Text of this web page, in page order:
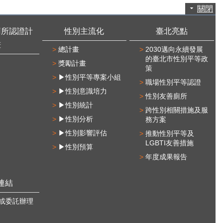
關閉
認證計
性別主流化
總計畫
獎勵計畫
▶性別平等專案小組
▶性別意識培力
▶性別統計
▶性別分析
▶性別影響評估
▶性別預算
臺北亮點
2030邁向永續發展
的臺北市性別平等政
策
職場性別平等認證
性別友善廁所
跨性別相關措施及服
務方案
推動性別平等及
LGBTI友善措施
年度成果報告
結
委託辦理